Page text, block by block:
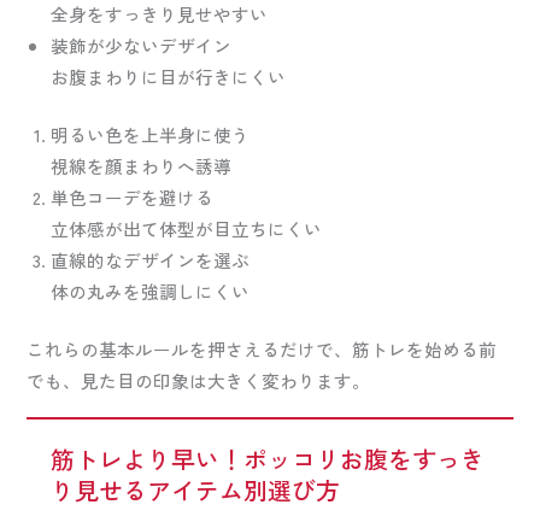
全身をすっきり見せやすい
装飾が少ないデザイン
お腹まわりに目が行きにくい
明るい色を上半身に使う
視線を顔まわりへ誘導
単色コーデを避ける
立体感が出て体型が目立ちにくい
直線的なデザインを選ぶ
体の丸みを強調しにくい
これらの基本ルールを押さえるだけで、筋トレを始める前
でも、見た目の印象は大きく変わります。
筋トレより早い！ポッコリお腹をすっき
り見せるアイテム別選び方